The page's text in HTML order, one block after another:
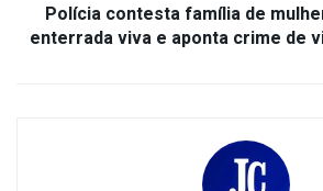
Polícia contesta família de
enterrada viva e aponta crime de